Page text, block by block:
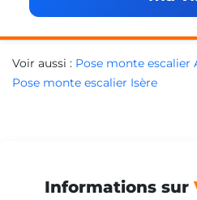
Voir aussi : Pose monte escalier
Pose monte escalier Isère
Informations sur